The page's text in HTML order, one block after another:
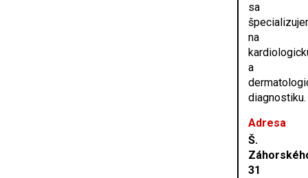
sa
na
a
diagnostiku.
Adresa
Š.
31